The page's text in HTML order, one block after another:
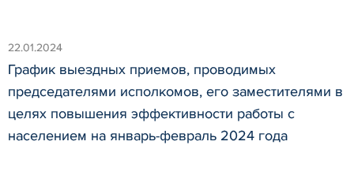
22.01.2024
График выездных приемов, проводимых
председателями исполкомов, его заместителями в
целях повышения эффективности работы с
населением на январь-февраль 2024 года